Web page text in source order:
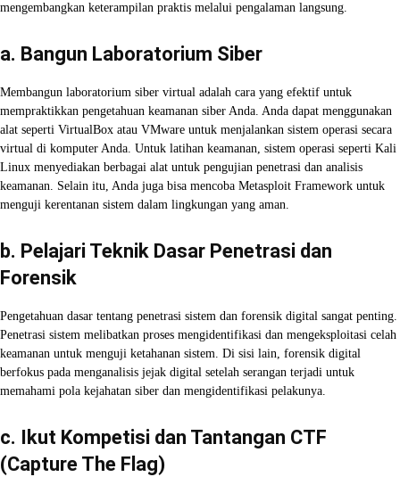
mengembangkan keterampilan praktis melalui pengalaman langsung.
a. Bangun Laboratorium Siber
Membangun laboratorium siber virtual adalah cara yang efektif untuk
mempraktikkan pengetahuan keamanan siber Anda. Anda dapat menggunakan
alat seperti VirtualBox atau VMware untuk menjalankan sistem operasi secara
virtual di komputer Anda. Untuk latihan keamanan, sistem operasi seperti Kali
Linux menyediakan berbagai alat untuk pengujian penetrasi dan analisis
keamanan. Selain itu, Anda juga bisa mencoba Metasploit Framework untuk
menguji kerentanan sistem dalam lingkungan yang aman.
b. Pelajari Teknik Dasar Penetrasi dan
Forensik
Pengetahuan dasar tentang penetrasi sistem dan forensik digital sangat penting.
Penetrasi sistem melibatkan proses mengidentifikasi dan mengeksploitasi celah
keamanan untuk menguji ketahanan sistem. Di sisi lain, forensik digital
berfokus pada menganalisis jejak digital setelah serangan terjadi untuk
memahami pola kejahatan siber dan mengidentifikasi pelakunya.
c. Ikut Kompetisi dan Tantangan CTF
(Capture The Flag)